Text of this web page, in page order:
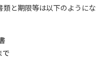
と期限等は以下のようにな
で